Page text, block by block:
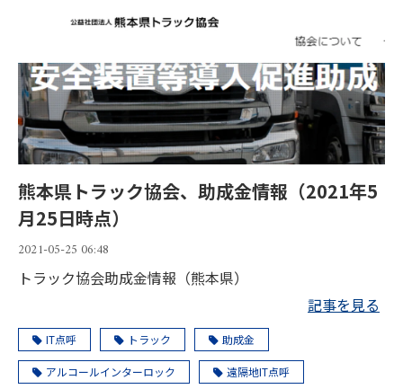
熊本県トラック協会、助成金情報（2021年5
月25日時点）
2021-05-25 06:48
トラック協会助成金情報（熊本県）
記事を見る
IT点呼 トラック 助成金
アルコールインターロック 遠隔地IT点呼